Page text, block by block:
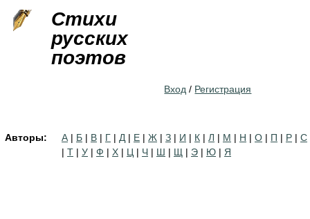
Стихи
русских
поэтов
Вход / Регистрация
Авторы: А | Б | В | Г | Д | Е | Ж | З | И | К | Л | М | Н | О | П | Р | С
| Т | У | Ф | Х | Ц | Ч | Ш | Щ | Э | Ю | Я